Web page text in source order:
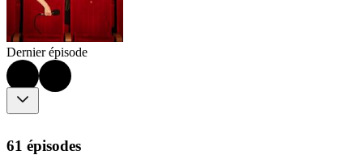
Dernier épisode
61 épisodes